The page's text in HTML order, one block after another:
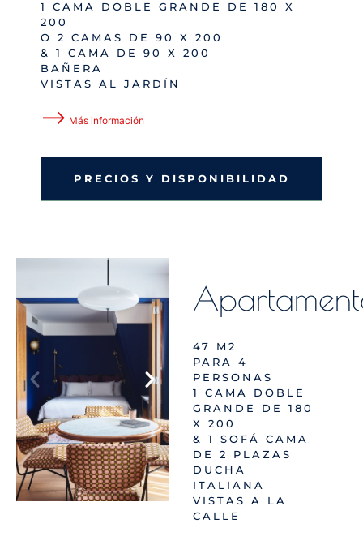
1 CAMA DOBLE GRANDE DE 180 X
200
O 2 CAMAS DE 90 X 200
& 1 CAMA DE 90 X 200
BAÑERA
VISTAS AL JARDÍN
⟶ Más información
PRECIOS Y DISPONIBILIDAD
47 M2
PARA 4
PERSONAS
1 CAMA DOBLE
GRANDE DE 180
X 200
& 1 SOFÁ CAMA
DE 2 PLAZAS
DUCHA
ITALIANA
VISTAS A LA
CALLE